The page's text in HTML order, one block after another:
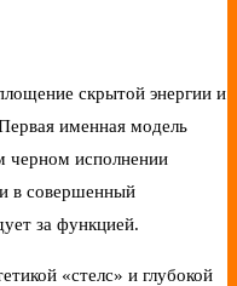
скрытой энергии и
именная модель
черном исполнении
в совершенный
за функцией.
«стелс» и глубокой